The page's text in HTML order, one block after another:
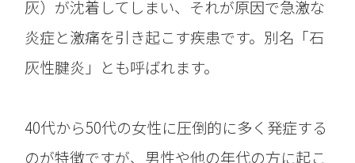
灰）が沈着してしまい、それが原因で急激な
炎症と激痛を引き起こす疾患です。別名「石
灰性腱炎」とも呼ばれます。
40代から50代の女性に圧倒的に多く発症する
のが特徴ですが、男性や他の年代の方に起こ